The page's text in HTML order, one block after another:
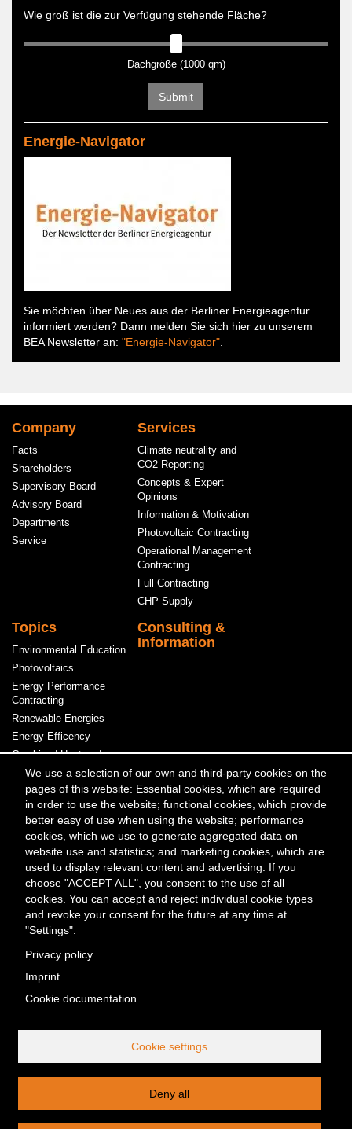
We use a selection of our own and third-party cookies on the
pages of this website: Essential cookies, which are required
in order to use the website; functional cookies, which provide
better easy of use when using the website; performance
cookies, which we use to generate aggregated data on
website use and statistics; and marketing cookies, which are
used to display relevant content and advertising. If you
choose "ACCEPT ALL", you consent to the use of all
cookies. You can accept and reject individual cookie types
and revoke your consent for the future at any time at
"Settings".
Privacy policy
Imprint
Cookie documentation
Cookie settings
Deny all
Wie groß ist die zur Verfügung stehende Fläche?
Dachgröße (1000 qm)
Submit
Energie-Navigator
Sie möchten über Neues aus der Berliner Energieagentur
informiert werden? Dann melden Sie sich hier zu unserem
BEA Newsletter an: "Energie-Navigator"
Hauptnavigation
Company
Facts
Shareholders
Supervisory Board
Advisory Board
Departments
Service
Services
Climate neutrality and
CO2 Reporting
Concepts & Expert
Opinions
Information & Motivation
Photovoltaic Contracting
Operational Management
Contracting
Full Contracting
CHP Supply
Topics
Environmental Education
Photovoltaics
Energy Performance
Contracting
Renewable Energies
Energy Efficency
Combined Heat and
Power
Consulting &
Information
Power & Heat
Meta
Menü
Contact Press & Media Events
Kontakt
Berliner Energieagentur GmbH
Fasanenstraße 85
10623 Berlin
Fax +49 (0) 30/29 33 30-99
office@berliner-e-agentur.de
Telefonische Erreichbarkeit:
Service-Nummer außerhalb
unserer Öffnungszeiten: